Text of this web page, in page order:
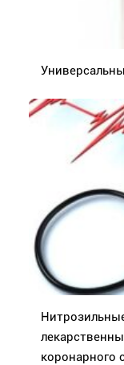
коронарного